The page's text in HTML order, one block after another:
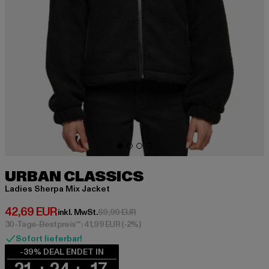
URBAN CLASSICS
Ladies Sherpa Mix Jacket
42,69 EUR
Derzeitiger Preis: 42,69 EUR
inkl. MwSt.69,99 EURAktionspreis: 69,99 EUR
30-Tage-Bestpreis**: 41,99 EUR(-2%)
Sofort lieferbar!
-39% DEAL ENDET IN